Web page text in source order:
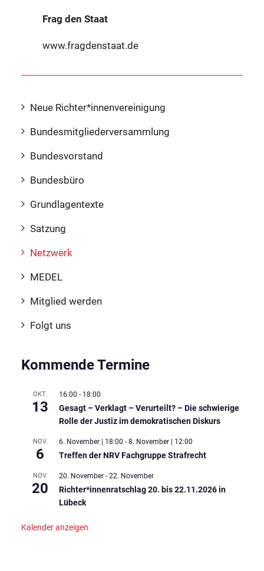
Neue Richter*innenvereinigung
Bundesmitgliederversammlung
Bundesvorstand
Bundesbüro
Grundlagentexte
Satzung
Netzwerk
MEDEL
Mitglied werden
Folgt uns
Kommende Termine
OKT.
13
16:00 - 18:00
Gesagt – Verklagt – Verurteilt? – Die schwierige
Rolle der Justiz im demokratischen Diskurs
NOV.
6
6. November | 18:00 - 8. November | 12:00
Treffen der NRV Fachgruppe Strafrecht
NOV.
20
20. November - 22. November
Richter*innenratschlag 20. bis 22.11.2026 in
Lübeck
Kalender anzeigen
Frag den Staat
www.fragdenstaat.de